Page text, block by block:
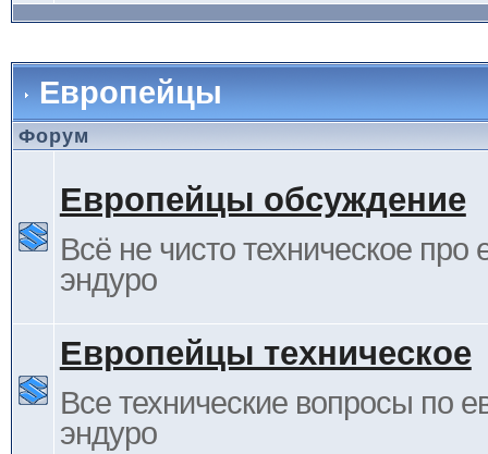
Европейцы
Форум
Европейцы обсуждение
Всё не чисто техническое про
эндуро
Европейцы техническое
Все технические вопросы по
эндуро